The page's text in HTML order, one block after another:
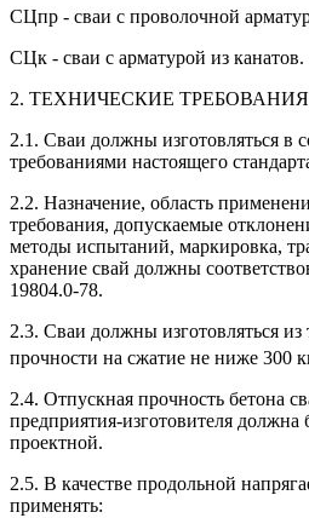
СЦпр - сваи с проволочной
СЦк - сваи с арматурой из канатов.
2. ТЕХНИЧЕСКИЕ ТРЕБОВАНИЯ
2.1. Сваи должны изготовляться в
требованиями настоящего
2.2. Назначение, область
требования, допускаемые
методы испытаний, маркировка,
хранение свай должны
19804.0-78.
2.3. Сваи должны изготовляться
прочности на сжатие не ниже 300
2.4. Отпускная прочность бетона
предприятия-изготовителя
проектной.
2.5. В качестве продольной
применять: